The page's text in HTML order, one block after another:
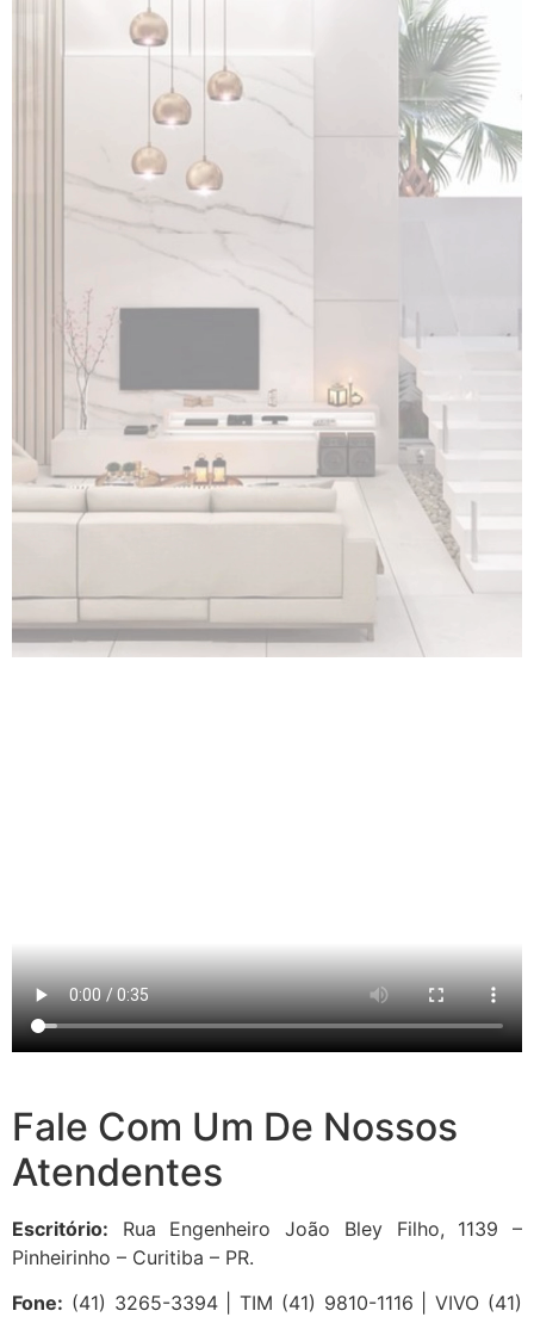
Fale Com Um De Nossos
Atendentes
Escritório: Rua Engenheiro João Bley Filho, 1139 –
Pinheirinho – Curitiba – PR.
Fone: (41) 3265-3394 | TIM (41) 9810-1116 | VIVO (41)